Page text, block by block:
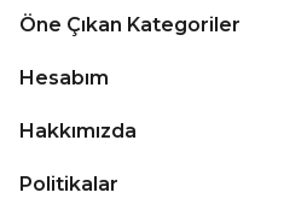
Öne Çıkan Kategoriler
Hesabım
Hakkımızda
Politikalar